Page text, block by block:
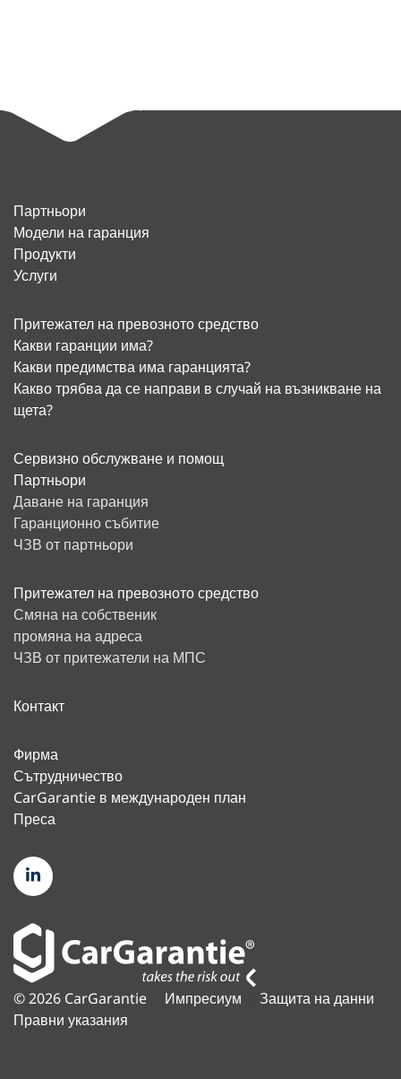
Партньори
Модели на гаранция
Продукти
Услуги
Притежател на превозното средство
Какви гаранции има?
Какви предимства има гаранцията?
Какво трябва да се направи в случай на възникване на
щета?
Сервизно обслужване и помощ
Партньори
Даване на гаранция
Гаранционно събитие
ЧЗВ от партньори
Притежател на превозното средство
Смяна на собственик
промяна на адреса
ЧЗВ от притежатели на МПС
Контакт
Фирма
Сътрудничество
CarGarantie в международен план
Преса
© 2026 CarGarantie Импресиум
Защита на данни
Правни указания